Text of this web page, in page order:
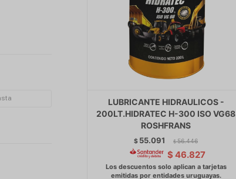
LUBRICANTE HIDRAULICOS -
200LT.HIDRATEC H-300 ISO VG68
ROSHFRANS
$ 55.091 $ 56.446
$ 46.827